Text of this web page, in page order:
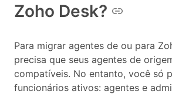
Zoho Desk?
Para migrar agentes de ou para
precisa que seus agentes de
compatíveis. No entanto, você só
funcionários ativos: agentes e